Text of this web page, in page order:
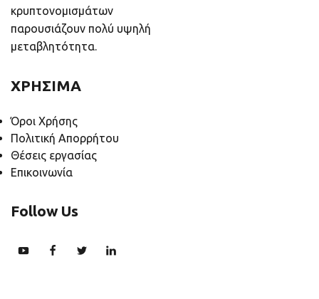
κρυπτονομισμάτων
παρουσιάζουν πολύ υψηλή
μεταβλητότητα.
ΧΡΗΣΙΜΑ
Όροι Χρήσης
Πολιτική Απορρήτου
Θέσεις εργασίας
Επικοινωνία
Follow Us